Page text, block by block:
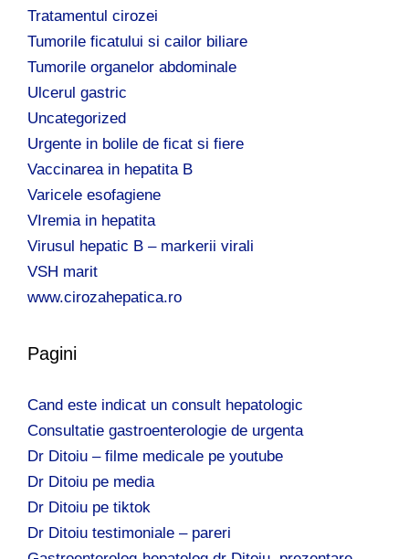
Tratamentul cirozei
Tumorile ficatului si cailor biliare
Tumorile organelor abdominale
Ulcerul gastric
Uncategorized
Urgente in bolile de ficat si fiere
Vaccinarea in hepatita B
Varicele esofagiene
VIremia in hepatita
Virusul hepatic B – markerii virali
VSH marit
www.cirozahepatica.ro
Pagini
Cand este indicat un consult hepatologic
Consultatie gastroenterologie de urgenta
Dr Ditoiu – filme medicale pe youtube
Dr Ditoiu pe media
Dr Ditoiu pe tiktok
Dr Ditoiu testimoniale – pareri